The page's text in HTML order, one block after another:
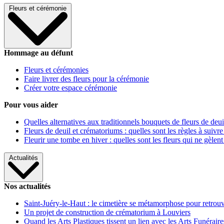
Fleurs et cérémonie
Hommage au défunt
Fleurs et cérémonies
Faire livrer des fleurs pour la cérémonie
Créer votre espace cérémonie
Pour vous aider
Quelles alternatives aux traditionnels bouquets de fleurs de
Fleurs de deuil et crématoriums : quelles sont les règles à
Fleurir une tombe en hiver : quelles sont les fleurs qui ne gèlent
Actualités
Nos actualités
Saint-Juéry-le-Haut : le cimetière se métamorphose pour
Un projet de construction de crématorium à Louviers
Quand les Arts Plastiques tissent un lien avec les Arts